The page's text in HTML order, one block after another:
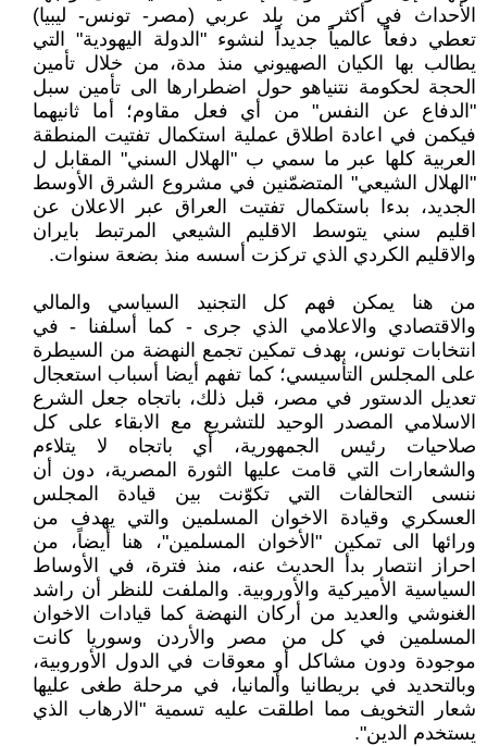
الأحداث في أكثر من بلد عربي (مصر- تونس- ليبيا)
تعطي دفعاًًً عالمياًًً جديداًًً لنشوء "الدولة اليهودية" التي
يطالب بها الكيان الصهيوني منذ مدة، من خلال تأمين
الحجة لحكومة نتنياهو حول اضطرارها الى تأمين سبل
"الدفاع عن النفس" من أي فعل مقاوم؛ أما ثانيهما
فيكمن في اعادة اطلاق عملية استكمال تفتيت المنطقة
العربية كلها عبر ما سمي ب "الهلال السني" المقابل ل
"الهلال الشيعي" المتضمّنين في مشروع الشرق الأوسط
الجديد، بدءا باستكمال تفتيت العراق عبر الاعلان عن
اقليم سني يتوسط الاقليم الشيعي المرتبط بايران
والاقليم الكردي الذي تركزت أسسه منذ بضعة سنوات.
من هنا يمكن فهم كل التجنيد السياسي والمالي
والاقتصادي والاعلامي الذي جرى - كما أسلفنا - في
انتخابات تونس، بهدف تمكين تجمع النهضة من السيطرة
على المجلس التأسيسي؛ كما تفهم أيضا أسباب استعجال
تعديل الدستور في مصر، قبل ذلك، باتجاه جعل الشرع
الاسلامي المصدر الوحيد للتشريع مع الابقاء على كل
صلاحيات رئيس الجمهورية، أي باتجاه لا يتلاءم
والشعارات التي قامت عليها الثورة المصرية، دون أن
ننسى التحالفات التي تكوّنت بين قيادة المجلس
العسكري وقيادة الاخوان المسلمين والتي يهدف من
ورائها الى تمكين "الأخوان المسلمين"، هنا أيضاً، من
احراز انتصار بدأ الحديث عنه، منذ فترة، في الأوساط
السياسية الأميركية والأوروبية. والملفت للنظر أن راشد
الغنوشي والعديد من أركان النهضة كما قيادات الاخوان
المسلمين في كل من مصر والأردن وسوريا كانت
موجودة ودون مشاكل أو معوقات في الدول الأوروبية،
وبالتحديد في بريطانيا وألمانيا، في مرحلة طغى عليها
شعار التخويف مما اطلقت عليه تسمية "الارهاب الذي
يستخدم الدين".